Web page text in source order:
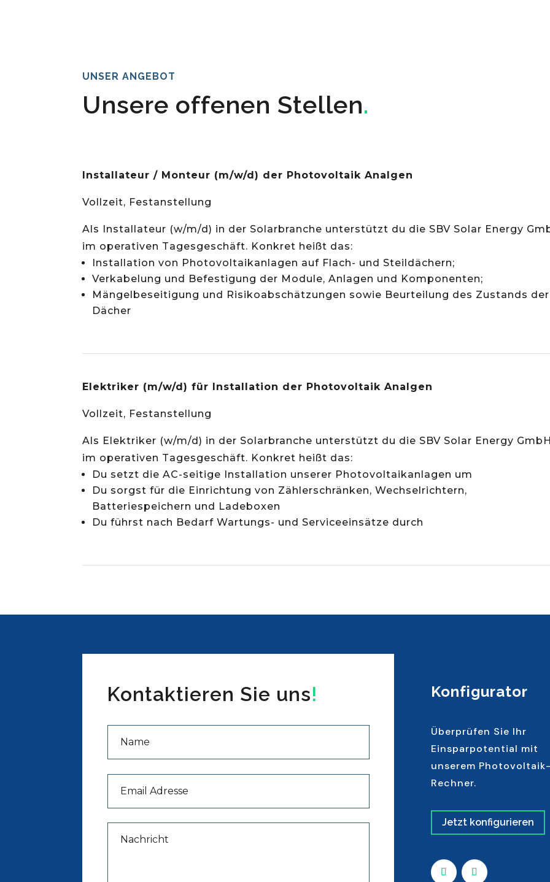
UNSER ANGEBOT
Unsere offenen Stellen.
Installateur / Monteur (m/w/d) der Photovoltaik Analgen
Vollzeit, Festanstellung
Als Installateur (w/m/d) in der Solarbranche unterstützt du die SBV Solar Energy
im operativen Tagesgeschäft. Konkret heißt das:
Installation von Photovoltaikanlagen auf Flach- und Steildächern;
Verkabelung und Befestigung der Module, Anlagen und Komponenten;
Mängelbeseitigung und Risikoabschätzungen sowie Beurteilung des Zustands der
Dächer
Elektriker (m/w/d) für Installation der Photovoltaik Analgen
Vollzeit, Festanstellung
Als Elektriker (w/m/d) in der Solarbranche unterstützt du die SBV Solar Energy
im operativen Tagesgeschäft. Konkret heißt das:
Du setzt die AC-seitige Installation unserer Photovoltaikanlagen um
Du sorgst für die Einrichtung von Zählerschränken, Wechselrichtern,
Batteriespeichern und Ladeboxen
Du führst nach Bedarf Wartungs- und Serviceeinsätze durch
Kontaktieren Sie uns! Konfigurator
Überprüfen Sie Ihr
Einsparpotential mit
unserem
Rechner.
Jetzt konfigurieren